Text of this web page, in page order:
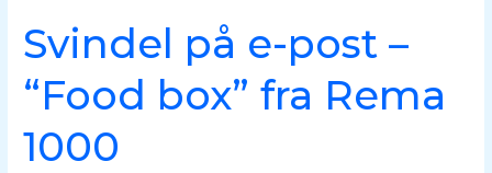
Svindel på e-post –
“Food box” fra Rema
1000